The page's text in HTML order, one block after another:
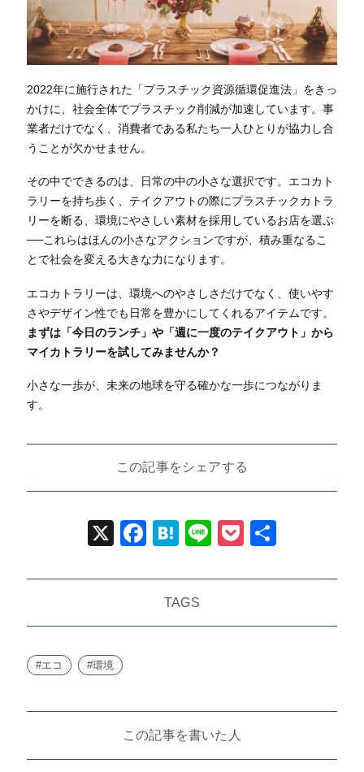
2022年に施行された「プラスチック資源循環促進法」をきっ
かけに、社会全体でプラスチック削減が加速しています。事
業者だけでなく、消費者である私たち一人ひとりが協力し合
うことが欠かせません。
その中でできるのは、日常の中の小さな選択です。エコカト
ラリーを持ち歩く、テイクアウトの際にプラスチックカトラ
リーを断る、環境にやさしい素材を採用しているお店を選ぶ
──これらはほんの小さなアクションですが、積み重なるこ
とで社会を変える大きな力になります。
エコカトラリーは、環境へのやさしさだけでなく、使いやす
さやデザイン性でも日常を豊かにしてくれるアイテムです。
まずは「今日のランチ」や「週に一度のテイクアウト」から
マイカトラリーを試してみませんか？
小さな一歩が、未来の地球を守る確かな一歩につながりま
す。
この記事をシェアする
X Facebook
Hatena
LinePocket
TAGS
#エコ #環境
この記事を書いた人